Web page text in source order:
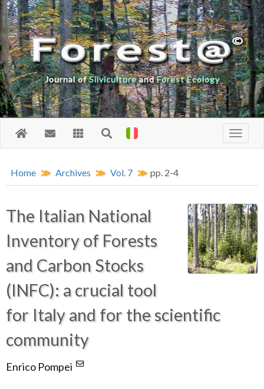
Journal ofSilvicultureandForest Ecology
Home Archives Vol. 7 pp. 2-4
The Italian National
Inventory of Forests
and Carbon Stocks
(INFC): a crucial tool
for Italy and for the scientific
community
Enrico Pompei